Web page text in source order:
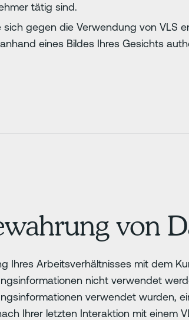
tätig sind.
sich gegen die Verwendung von VLS
eines Bildes Ihres Gesichts
von
Ihres Arbeitsverhältnisses mit dem
nicht verwendet
verwendet wurden,
Ihrer letzten Interaktion mit einem